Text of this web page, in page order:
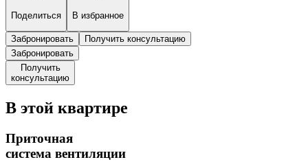
Поделиться В избранное
Забронировать
Получить консультацию
Забронировать
Получить
консультацию
В этой квартире
Приточная
система вентиляции